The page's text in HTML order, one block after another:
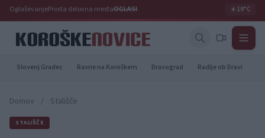
OglaševanjeProsta delovna mestaOGLASI ☀️19°C
Slovenj Gradec Ravne na Koroškem Dravograd Radlje ob Dravi
Domov / Stališče
STALIŠČE